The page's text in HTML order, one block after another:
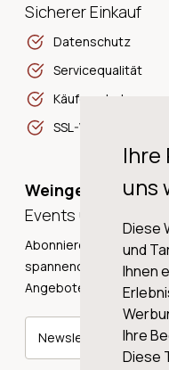
Ihre
uns
Diese
und
Ihnen
Ihre
Diese
Sicherer Einkauf
Datenschutz
Servicequalität
Käuferschutz
SSL-Verschlüsselung
Weingeschichten,
Events und
Abonnieren Sie
spannende
Angebote direkt in Ihre
Newsletter